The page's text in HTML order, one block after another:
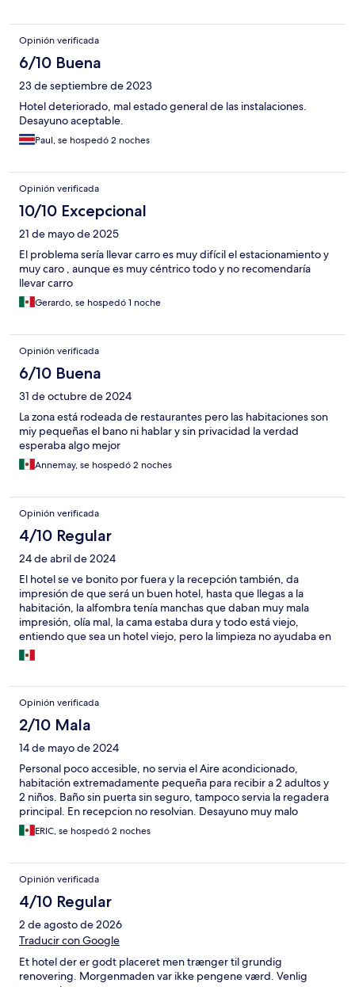
Opinión verificada
6/10 Buena
23 de septiembre de 2023
Hotel deteriorado, mal estado general de las instalaciones.
Desayuno aceptable.
Paul, se hospedó 2 noches
Opinión verificada
10/10 Excepcional
21 de mayo de 2025
El problema sería llevar carro es muy difícil el estacionamiento y
muy caro , aunque es muy céntrico todo y no recomendaría
llevar carro
Gerardo, se hospedó 1 noche
Opinión verificada
6/10 Buena
31 de octubre de 2024
La zona está rodeada de restaurantes pero las habitaciones son
miy pequeñas el bano ni hablar y sin privacidad la verdad
esperaba algo mejor
Annemay, se hospedó 2 noches
Opinión verificada
4/10 Regular
24 de abril de 2024
El hotel se ve bonito por fuera y la recepción también, da
impresión de que será un buen hotel, hasta que llegas a la
habitación, la alfombra tenía manchas que daban muy mala
impresión, olía mal, la cama estaba dura y todo está viejo,
entiendo que sea un hotel viejo, pero la limpieza no ayudaba en
nada, además que no hicieron la limpieza del cuarto durante el
día. Lo único bueno fue la persona en recepción, habla varios
Opinión verificada
2/10 Mala
14 de mayo de 2024
Personal poco accesible, no servia el Aire acondicionado,
habitación extremadamente pequeña para recibir a 2 adultos y
2 niños. Baño sin puerta sin seguro, tampoco servia la regadera
principal. En recepcion no resolvian. Desayuno muy malo
ERIC, se hospedó 2 noches
Opinión verificada
4/10 Regular
2 de agosto de 2026
Traducir con Google
Et hotel der er godt placeret men trænger til grundig
renovering. Morgenmaden var ikke pengene værd. Venlig